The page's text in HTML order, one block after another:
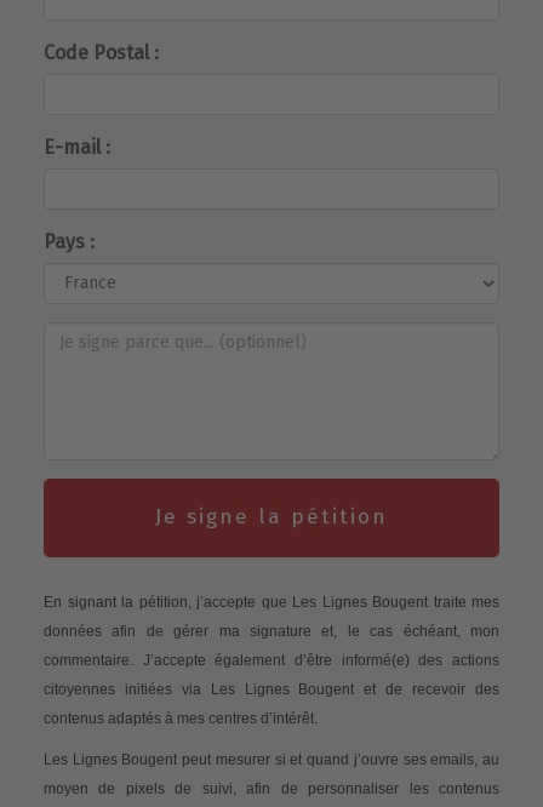
Code Postal :
E-mail :
Pays :
Je signe la pétition
En signant la pétition, j’accepte que Les Lignes Bougent traite mes
données afin de gérer ma signature et, le cas échéant, mon
commentaire. J’accepte également d’être informé(e) des actions
citoyennes initiées via Les Lignes Bougent et de recevoir des
contenus adaptés à mes centres d’intérêt.
Les Lignes Bougent peut mesurer si et quand j’ouvre ses emails, au
moyen de pixels de suivi, afin de personnaliser les contenus